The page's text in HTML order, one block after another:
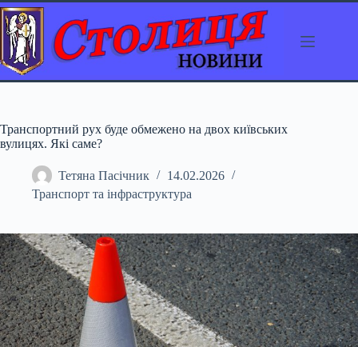
Перейти
до
вмісту
Транспортний рух буде обмежено на двох київських
вулицях. Які саме?
Тетяна Пасічник
14.02.2026
Транспорт та інфраструктура